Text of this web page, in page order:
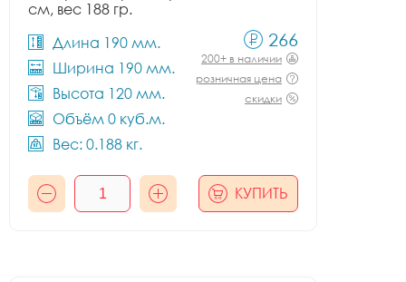
см, вес 188 гр.
Длина 190 мм.
Ширина 190 мм.
Высота 120 мм.
Объём 0 куб.м.
Вес: 0.188 кг.
266
200+ в наличии
розничная цена
скидки
КУПИТЬ